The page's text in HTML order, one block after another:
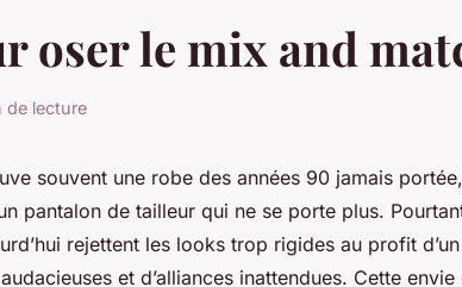
oser le mix and
de lecture
souvent une robe des années 90 jamais
pantalon de tailleur qui ne se porte plus.
rejettent les looks trop rigides au profit
et d’alliances inattendues. Cette envie